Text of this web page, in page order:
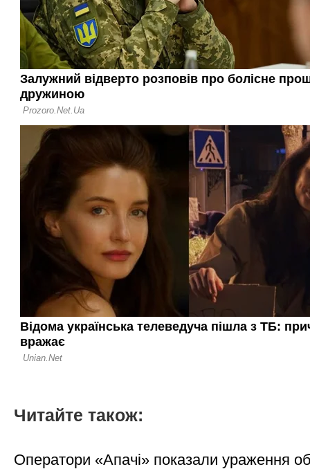
Читайте також:
Оператори «Апачі» показали ураження